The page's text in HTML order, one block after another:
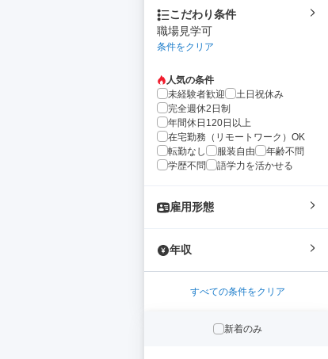
こだわり条件
職場見学可
条件をクリア
人気の条件
未経験者歓迎
土日祝休み
完全週休2日制
年間休日120日以上
在宅勤務（リモートワーク）OK
転勤なし
服装自由
年齢不問
学歴不問
語学力を活かせる
雇用形態
年収
すべての条件をクリア
新着のみ